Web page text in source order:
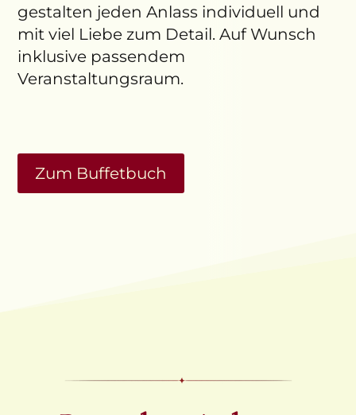
gestalten jeden Anlass individuell und
mit viel Liebe zum Detail. Auf Wunsch
inklusive passendem
Veranstaltungsraum.
Zum Buffetbuch